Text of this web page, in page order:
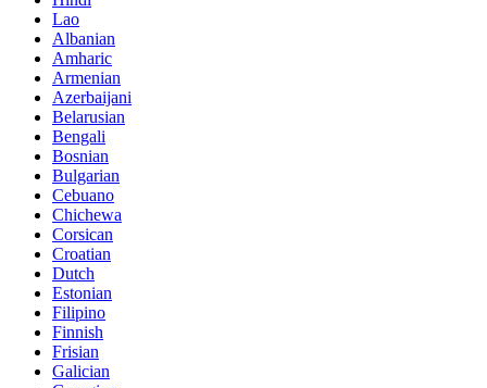
Lao
Albanian
Amharic
Armenian
Azerbaijani
Belarusian
Bengali
Bosnian
Bulgarian
Cebuano
Chichewa
Corsican
Croatian
Dutch
Estonian
Filipino
Finnish
Frisian
Galician